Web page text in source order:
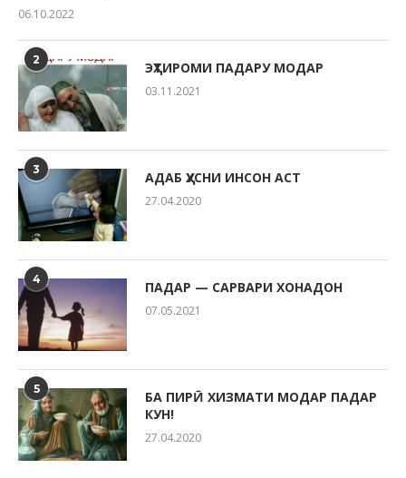
06.10.2022
2 ЭҲТИРОМИ ПАДАРУ МОДАР
03.11.2021
3 АДАБ ҲУСНИ ИНСОН АСТ
27.04.2020
4 ПАДАР — САРВАРИ ХОНАДОН
07.05.2021
5
БА ПИРӢ ХИЗМАТИ МОДАР ПАДАР
КУН!
27.04.2020